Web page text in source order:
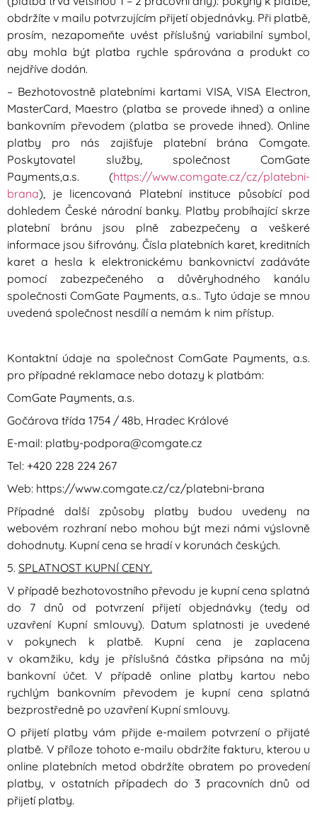
obdržíte v mailu potvrzujícím přijetí objednávky. Při platbě,
prosím, nezapomeňte uvést příslušný variabilní symbol,
aby mohla být platba rychle spárována a produkt co
nejdříve dodán.
– Bezhotovostně platebními kartami VISA, VISA Electron,
MasterCard, Maestro (platba se provede ihned) a online
bankovním převodem (platba se provede ihned). Online
platby pro nás zajišťuje platební brána Comgate.
Poskytovatel služby, společnost ComGate
Payments,a.s. (https://www.comgate.cz/cz/platebni-
brana), je licencovaná Platební instituce působící pod
dohledem České národní banky. Platby probíhající skrze
platební bránu jsou plně zabezpečeny a veškeré
informace jsou šifrovány. Čísla platebních karet, kreditních
karet a hesla k elektronickému bankovnictví zadáváte
pomocí zabezpečeného a důvěryhodného kanálu
společnosti ComGate Payments, a.s.. Tyto údaje se mnou
uvedená společnost nesdílí a nemám k nim přístup.
Kontaktní údaje na společnost ComGate Payments, a.s.
pro případné reklamace nebo dotazy k platbám:
ComGate Payments, a.s.
Gočárova třída 1754 / 48b, Hradec Králové
E-mail: platby-podpora@comgate.cz
Tel: +420 228 224 267
Web: https://www.comgate.cz/cz/platebni-brana
Případné další způsoby platby budou uvedeny na
webovém rozhraní nebo mohou být mezi námi výslovně
dohodnuty. Kupní cena se hradí v korunách českých.
5. SPLATNOST KUPNÍ CENY.
V případě bezhotovostního převodu je kupní cena splatná
do 7 dnů od potvrzení přijetí objednávky (tedy od
uzavření Kupní smlouvy). Datum splatnosti je uvedené
v pokynech k platbě. Kupní cena je zaplacena
v okamžiku, kdy je příslušná částka připsána na můj
bankovní účet. V případě online platby kartou nebo
rychlým bankovním převodem je kupní cena splatná
bezprostředně po uzavření Kupní smlouvy.
O přijetí platby vám přijde e-mailem potvrzení o přijaté
platbě. V příloze tohoto e-mailu obdržíte fakturu, kterou u
online platebních metod obdržíte obratem po provedení
platby, v ostatních případech do 3 pracovních dnů od
přijetí platby.